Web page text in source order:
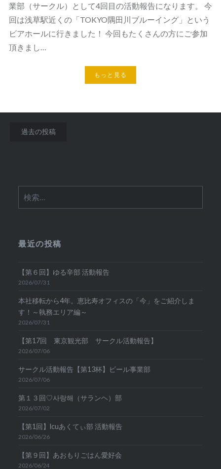
業部（サークル）として4回目の活動報告になります。 今
回は浅草駅近くの「TOKYO隅田川ブルーイング」という
ビアホールに行きました！ 今回もたくさんの方にご参加
頂きまし…
もっと見る
投
ビ
ョ
過去の投稿
索:
最近の投稿
【第６回】ゆる辛部 活動報告
2026/07/31
本社移転から4年。恵比寿オフィスの「今」をご紹介しま
す！～執務エリア編～
2026/07/31
【第17回 東京観光部 サークル活動報告】
2026/07/06
サークル活動報告【第13杯】ビール事業部
2026/07/06
第１３回♡사랑해（サランヘ）部
2026/07/02
【第1回】lcuあくてぃ部 活動報告
2026/06/26
【第９回】あおもりごはん愛好会
2026/06/24